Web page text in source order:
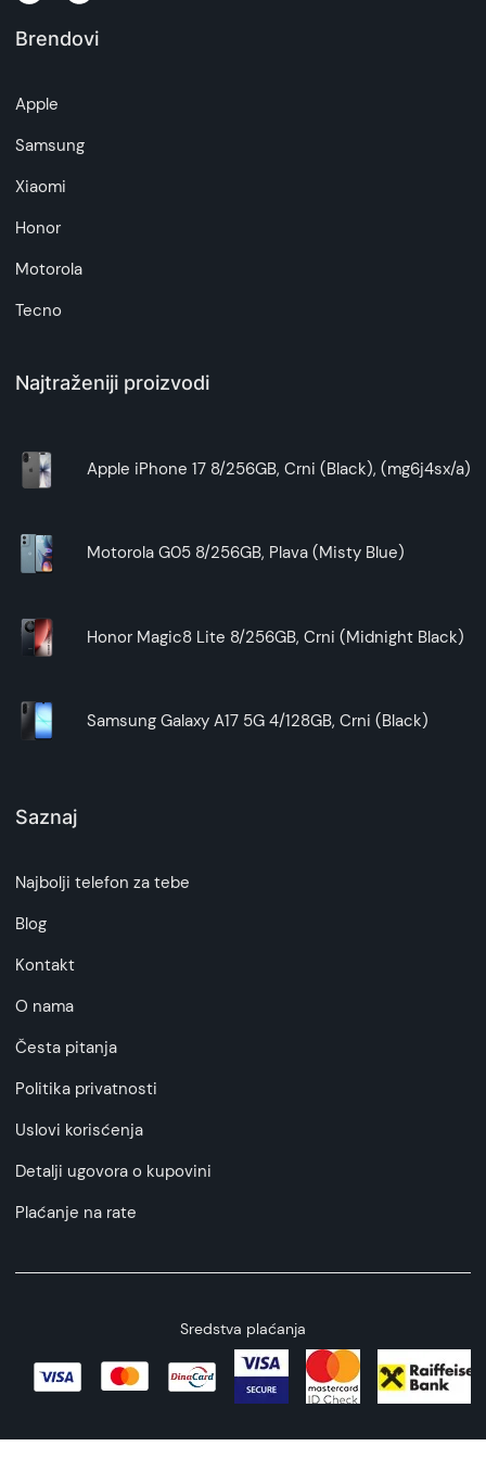
Napomena:
da garantuje da su svi podaci apsolutno ispravni.
Brendovi
Apple
Samsung
Xiaomi
Honor
Motorola
Tecno
Najtraženiji proizvodi
Apple iPhone 17 8/256GB, Crni (Black), (mg6j4sx/a)
Motorola G05 8/256GB, Plava (Misty Blue)
Honor Magic8 Lite 8/256GB, Crni (Midnight Black)
Samsung Galaxy A17 5G 4/128GB, Crni (Black)
Saznaj
Najbolji telefon za tebe
Blog
Kontakt
O nama
Česta pitanja
Politika privatnosti
Uslovi korisćenja
Detalji ugovora o kupovini
Plaćanje na rate
Sredstva plaćanja